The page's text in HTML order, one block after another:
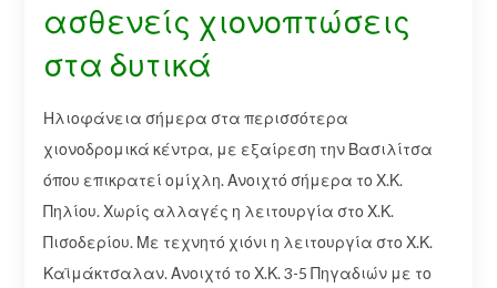
ασθενείς χιονοπτώσεις
στα δυτικά
Ηλιοφάνεια σήμερα στα περισσότερα
χιονοδρομικά κέντρα, με εξαίρεση την Βασιλίτσα
όπου επικρατεί ομίχλη. Ανοιχτό σήμερα το Χ.Κ.
Πηλίου. Χωρίς αλλαγές η λειτουργία στο Χ.Κ.
Πισοδερίου. Με τεχνητό χιόνι η λειτουργία στο Χ.Κ.
Καϊμάκτσαλαν. Ανοιχτό το Χ.Κ. 3-5 Πηγαδιών με το